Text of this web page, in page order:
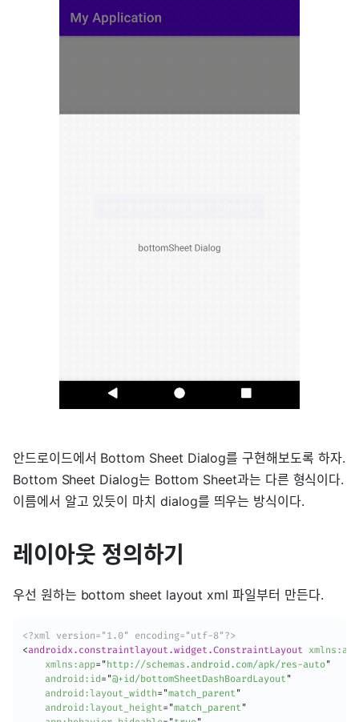
안드로이드에서 Bottom Sheet Dialog를 구현해보도록 하자.
Bottom Sheet Dialog는 Bottom Sheet과는 다른 형식이다.
이름에서 알고 있듯이 마치 dialog를 띄우는 방식이다.
레이아웃 정의하기
우선 원하는 bottom sheet layout xml 파일부터 만든다.
<?xml version="1.0" encoding="utf-8"?>
<androidx.constraintlayout.widget.ConstraintLayout xmlns:
xmlns: app= " http://schemas.android.com/apk/res-auto"
android: id = "@+id/bottomSheetDashBoardLayout "
android:layout_width= "match_parent "
android:layout_height= "match_parent "